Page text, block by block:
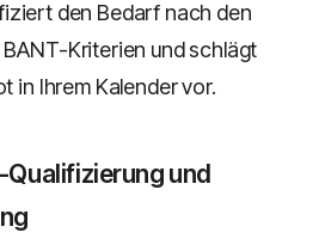
den Bedarf nach den
Kriterien und schlägt
in Ihrem Kalender vor.
Qualifizierung und